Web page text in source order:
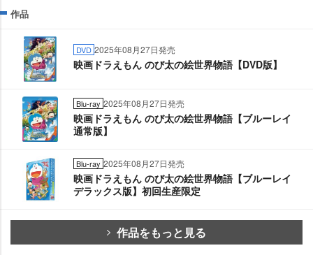
作品
DVD 2025年08月27日発売
映画ドラえもん のび太の絵世界物語【DVD版】
Blu-ray 2025年08月27日発売
映画ドラえもん のび太の絵世界物語【ブルーレイ
通常版】
Blu-ray 2025年08月27日発売
映画ドラえもん のび太の絵世界物語【ブルーレイ
デラックス版】初回生産限定
作品をもっと見る